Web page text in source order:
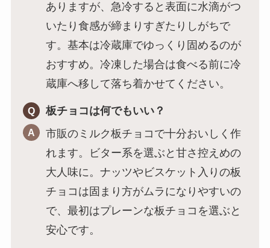
ありますが、急冷すると表面に水滴がつ
いたり食感が締まりすぎたりしがちで
す。基本は冷蔵庫でゆっくり固めるのが
おすすめ。冷凍した場合は食べる前に冷
蔵庫へ移して落ち着かせてください。
Q 板チョコは何でもいい？
A
市販のミルク板チョコで十分おいしく作
れます。ビター系を選ぶと甘さ控えめの
大人味に。ナッツやビスケット入りの板
チョコは固まり方がムラになりやすいの
で、最初はプレーンな板チョコを選ぶと
安心です。